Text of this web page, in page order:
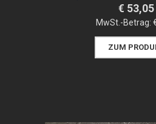
€ 53,05
MwSt.-Betrag:
ZUM